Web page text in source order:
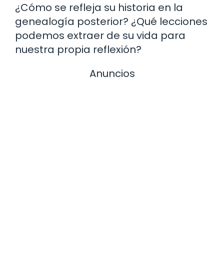
¿Cómo se refleja su historia en la
genealogía posterior? ¿Qué lecciones
podemos extraer de su vida para
nuestra propia reflexión?
Anuncios